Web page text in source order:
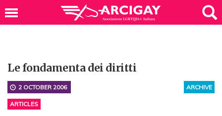
Le fondamenta dei diritti
ARCHIVE
2 OCTOBER 2006
ARTICLES